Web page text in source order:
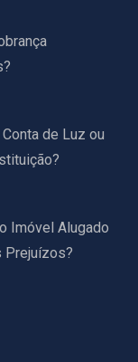
de Luz ou
Imóvel Alugado
Prejuízos?